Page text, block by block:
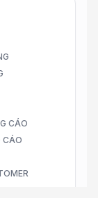
CÁO
CÁO